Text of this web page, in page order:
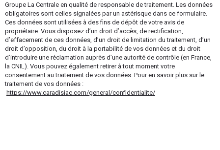
Groupe La Centrale en qualité de responsable de traitement. Les données
obligatoires sont celles signalées par un astérisque dans ce formulaire.
Ces données sont utilisées à des fins de dépôt de votre avis de
propriétaire. Vous disposez d’un droit d’accès, de rectification,
d’effacement de ces données, d’un droit de limitation du traitement, d’un
droit d’opposition, du droit à la portabilité de vos données et du droit
d’introduire une réclamation auprès d’une autorité de contrôle (en France,
la CNIL). Vous pouvez également retirer à tout moment votre
consentement au traitement de vos données. Pour en savoir plus sur le
traitement de vos données :
https://www.caradisiac.com/general/confidentialite/